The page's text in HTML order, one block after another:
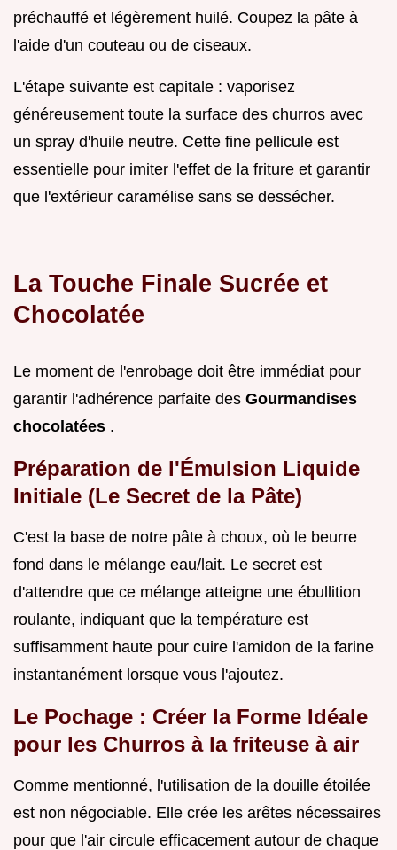
préchauffé et légèrement huilé. Coupez la pâte à
l'aide d'un couteau ou de ciseaux.
L'étape suivante est capitale : vaporisez
généreusement toute la surface des churros avec
un spray d'huile neutre. Cette fine pellicule est
essentielle pour imiter l'effet de la friture et garantir
que l'extérieur caramélise sans se dessécher.
La Touche Finale Sucrée et
Chocolatée
Le moment de l'enrobage doit être immédiat pour
garantir l'adhérence parfaite des Gourmandises
chocolatées .
Préparation de l'Émulsion Liquide
Initiale (Le Secret de la Pâte)
C'est la base de notre pâte à choux, où le beurre
fond dans le mélange eau/lait. Le secret est
d'attendre que ce mélange atteigne une ébullition
roulante, indiquant que la température est
suffisamment haute pour cuire l'amidon de la farine
instantanément lorsque vous l'ajoutez.
Le Pochage : Créer la Forme Idéale
pour les Churros à la friteuse à air
Comme mentionné, l'utilisation de la douille étoilée
est non négociable. Elle crée les arêtes nécessaires
pour que l'air circule efficacement autour de chaque